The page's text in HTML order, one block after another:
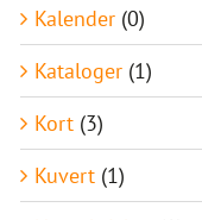
Kalender (0)
Kataloger (1)
Kort (3)
Kuvert (1)